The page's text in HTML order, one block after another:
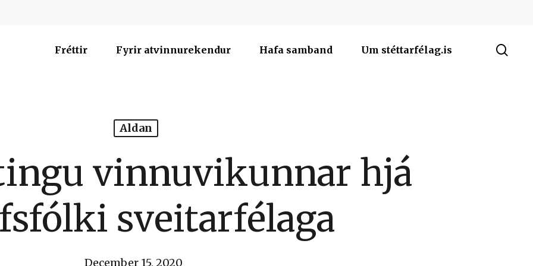
Fréttir Fyrir atvinnurekendur Hafa samband Um stéttarfélag.is
Aldan
vinnuvikunnar hjá
sveitarfélaga
December 15, 2020